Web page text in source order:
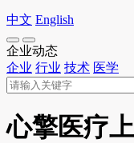
中文 English
企业动态
企业 行业 技术 医学
心擎医疗